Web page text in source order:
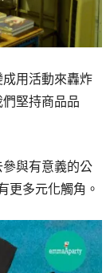
用活動來轟炸
堅持商品品
與有意義的公
更多元化觸角。